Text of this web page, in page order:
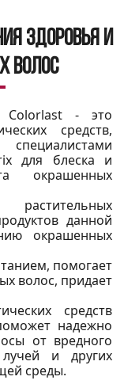
здоровья и
волос
Colorlast - это
средств,
для блеска и
окрашенных
данной
окрашенных
помогает
волос, придает
средств
надежно
от вредного
лучей и других
среды.